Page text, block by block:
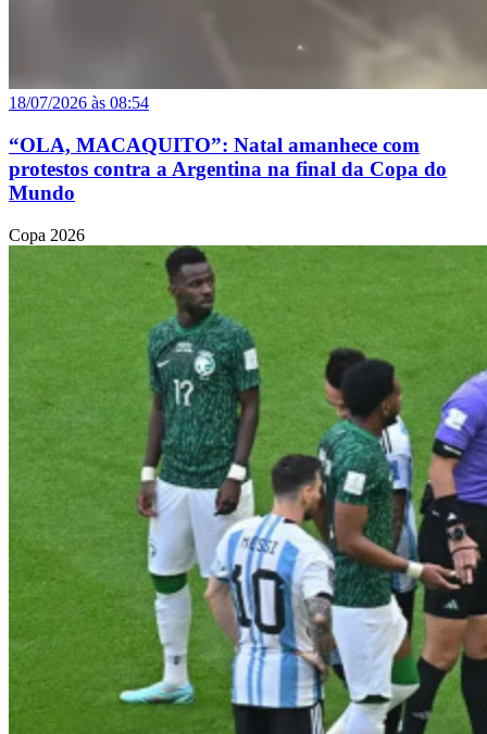
18/07/2026 às 08:54
“OLA, MACAQUITO”: Natal amanhece com
protestos contra a Argentina na final da Copa do
Mundo
Copa 2026